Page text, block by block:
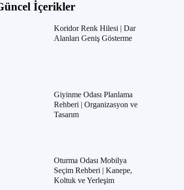
İçerikler
Koridor Renk Hilesi | Dar
Alanları Geniş Gösterme
Giyinme Odası Planlama
Rehberi | Organizasyon ve
Tasarım
Oturma Odası Mobilya
Seçim Rehberi | Kanepe,
Koltuk ve Yerleşim